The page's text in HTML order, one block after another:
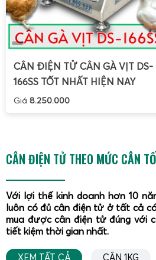
CÂN ĐIỆN TỬ CÂN GÀ VỊT DS-
166SS TỐT NHẤT HIỆN NAY
Giá 8.250.000
CÂN ĐIỆN TỬ THEO MỨC CÂN
Với lợi thế kinh doanh hơn 10
luôn có đủ cân điện tử ở tất cả
mua được cân điện tử đúng với
tiết kiệm thời gian nhất.
XEM TẤT CẢ CÂN 1KG